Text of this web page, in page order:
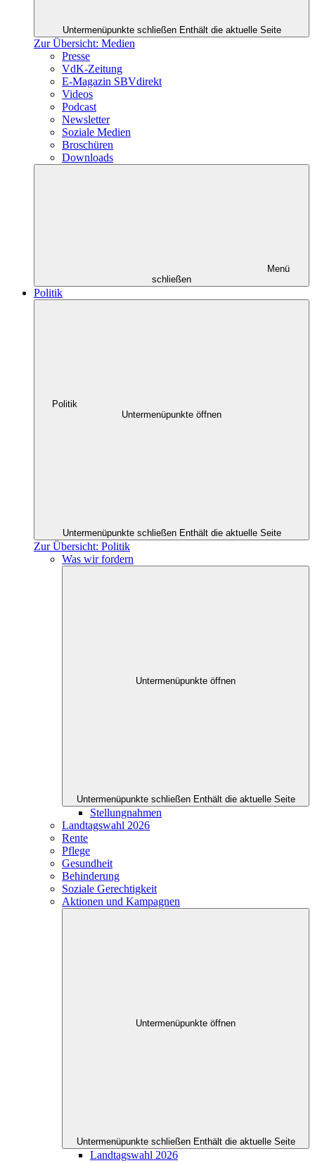
Untermenüpunkte schließen Enthält die aktuelle Seite
Zur Übersicht: Medien
Presse
VdK-Zeitung
E-Magazin SBVdirekt
Videos
Podcast
Newsletter
Soziale Medien
Broschüren
Downloads
Menü
schließen
Politik
Politik
Untermenüpunkte öffnen
Untermenüpunkte schließen Enthält die aktuelle Seite
Zur Übersicht: Politik
Was wir fordern
Untermenüpunkte öffnen
Untermenüpunkte schließen Enthält die aktuelle Seite
Stellungnahmen
Landtagswahl 2026
Rente
Pflege
Gesundheit
Behinderung
Soziale Gerechtigkeit
Aktionen und Kampagnen
Untermenüpunkte öffnen
Untermenüpunkte schließen Enthält die aktuelle Seite
Landtagswahl 2026